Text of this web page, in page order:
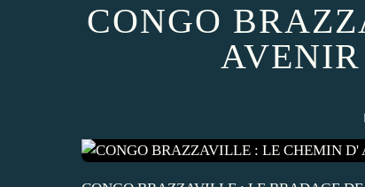
CONGO